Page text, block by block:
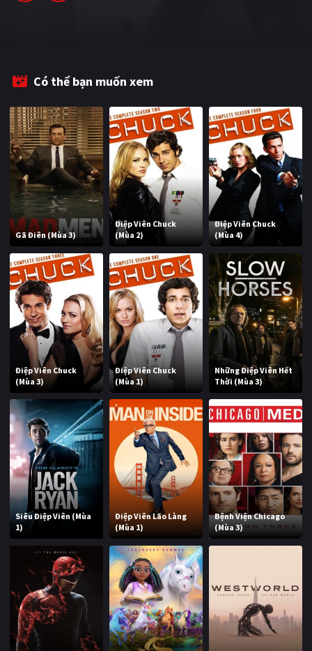
Có thể bạn muốn xem
Gã Điên (Mùa 3)
Điệp Viên Chuck
(Mùa 2)
Điệp Viên Chuck
(Mùa 4)
Điệp Viên Chuck
(Mùa 3)
Điệp Viên Chuck
(Mùa 1)
Những Điệp Viên Hết
Thời (Mùa 3)
Siêu Điệp Viên (Mùa
1)
Điệp Viên Lão Làng
(Mùa 1)
Bệnh Viện Chicago
(Mùa 3)